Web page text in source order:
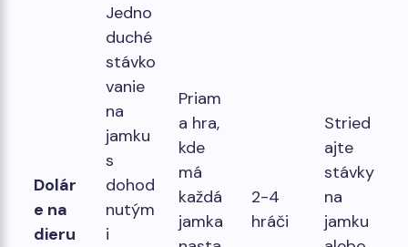
Dolár
e na
dieru
Jedno
duché
stávko
vanie
na
jamku
s
dohod
nutým
i
Priam
a hra,
kde
má
každá
jamka
2-4
hráči
Stried
ajte
stávky
na
jamku